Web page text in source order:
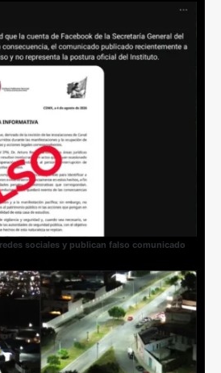
sociales y publican falso comunicado